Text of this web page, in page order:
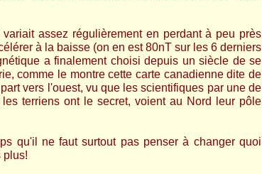
assez régulièrement en perdant à peu près
à la baisse (on en est 80nT sur les 6 derniers
a finalement choisi depuis un siècle de se
comme le montre cette carte canadienne dite de
vers l'ouest, vu que les scientifiques par une de
terriens ont le secret, voient au Nord leur pôle
qu'il ne faut surtout pas penser à changer quoi
plus!